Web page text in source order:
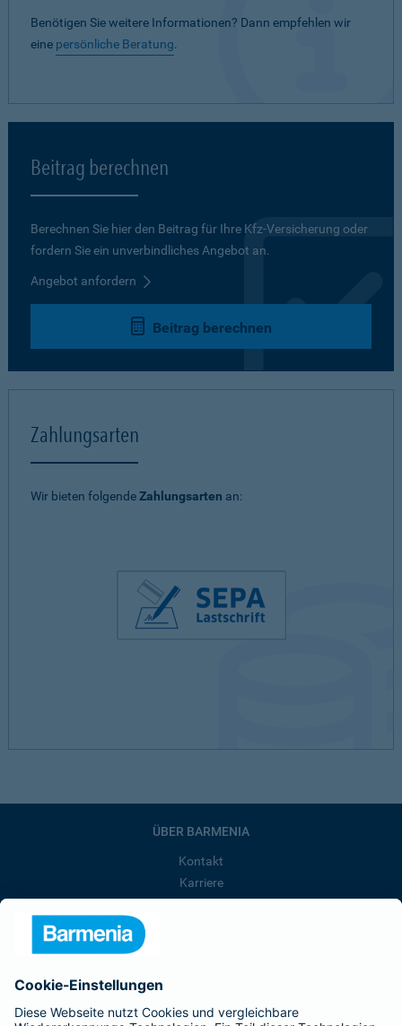
Benötigen Sie weitere Informationen? Dann empfehlen wir
eine persönliche Beratung.
Beitrag berechnen
Berechnen Sie hier den Beitrag für Ihre Kfz-Versicherung oder
fordern Sie ein unverbindliches Angebot an.
Angebot anfordern
Beitrag berechnen
Zahlungsarten
Wir bieten folgendeZahlungsarten an:
ÜBER BARMENIA
Kontakt
Karriere
Barmenia ist Teil der BarmeniaGothaer